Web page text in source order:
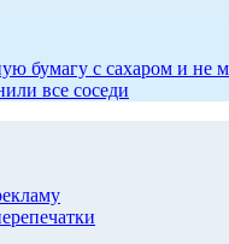
бумагу с сахаром и не
все соседи